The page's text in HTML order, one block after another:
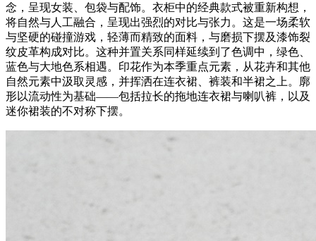
念，呈现女装、包袋与配饰。衣柜中的经典款式被重新构想，
将自然与人工融合，呈现出强烈的对比与张力。这是一场柔软
与坚硬的碰撞游戏，轻薄而精致的面料，与磨损下摆及漆饰裂
纹皮革构成对比。这种并置关系同样延续到了色调中，绿色、
蓝色与大地色系相遇。印花作为本季重点元素，从花卉和其他
自然元素中汲取灵感，并挥洒在连衣裙、裤装和半裙之上。廓
形以流动性为基础——包括拉长的拖地连衣裙与喇叭裤，以及
迷你裙装的不对称下摆。